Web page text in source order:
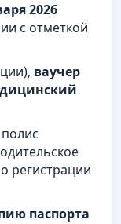
2026
с отметкой
ваучер
полис
регистрации
паспорта